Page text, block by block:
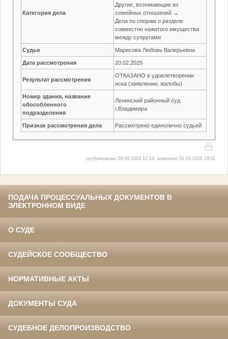
Категория дела
Другие, возникающие из
семейных отношений →
Дела по спорам о разделе
совместно нажитого имущества
между супругами
Судья Марисова Любовь Валерьевна
Дата рассмотрения 20.02.2025
Результат рассмотрения
ОТКАЗАНО в удовлетворении
иска (заявлении, жалобы)
Номер здания, название
обособленного
подразделения
Ленинский районный суд
г.Владимира
Признак рассмотрения дела Рассмотрено единолично судьей
опубликовано 29.08.2024 12:14, изменено 31.03.2026 19:11
ПОДАЧА ПРОЦЕССУАЛЬНЫХ ДОКУМЕНТОВ В
ЭЛЕКТРОННОМ ВИДЕ
О СУДЕ
СУДЕЙСКОЕ СООБЩЕСТВО
НОРМАТИВНЫЕ АКТЫ
ДОКУМЕНТЫ СУДА
СУДЕБНОЕ ДЕЛОПРОИЗВОДСТВО